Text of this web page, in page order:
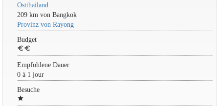
Ostthailand
209 km von Bangkok
Provinz von Rayong
Budget
euro euro
Empfohlene Dauer
0 à 1 jour
Besuche
star